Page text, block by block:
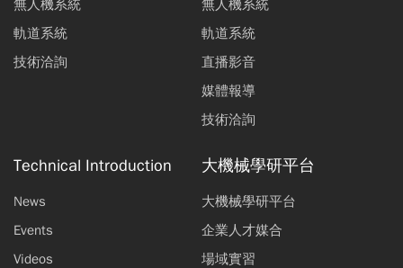
無人機系統
軌道系統
技術洽詢
無人機系統
軌道系統
直播影音
媒體報導
技術洽詢
Technical Introduction
News
Events
Videos
大機械學研平台
大機械學研平台
企業人才媒合
場域實習